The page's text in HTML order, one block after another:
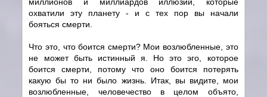
охватили эту планету - и с тех пор вы начали
бояться смерти.
Что это, что боится смерти? Мои возлюбленные, это
не может быть истинный я. Но это эго, которое
боится смерти, потому что оно боится потерять
какую бы то ни было жизнь. Итак, вы видите, мои
возлюбленные, человечество в целом объято,